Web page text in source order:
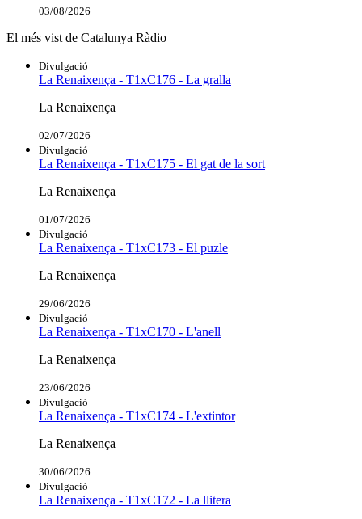
03/08/2026
El més vist de Catalunya Ràdio
Divulgació
La Renaixença - T1xC176 - La gralla
La Renaixença
02/07/2026
Divulgació
La Renaixença - T1xC175 - El gat de la sort
La Renaixença
01/07/2026
Divulgació
La Renaixença - T1xC173 - El puzle
La Renaixença
29/06/2026
Divulgació
La Renaixença - T1xC170 - L'anell
La Renaixença
23/06/2026
Divulgació
La Renaixença - T1xC174 - L'extintor
La Renaixença
30/06/2026
Divulgació
La Renaixença - T1xC172 - La llitera